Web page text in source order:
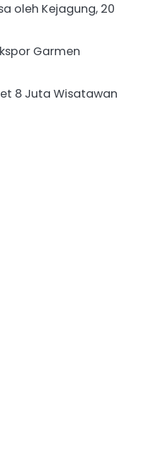
oleh Kejagung, 20
Garmen
8 Juta Wisatawan